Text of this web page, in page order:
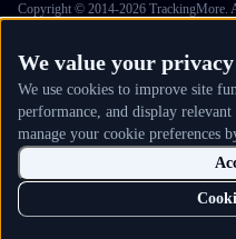
Copyright © 2014-2026 TrackingMore.
We value your privacy
We use cookies to improve site
performance, and display
manage your cookie preferences